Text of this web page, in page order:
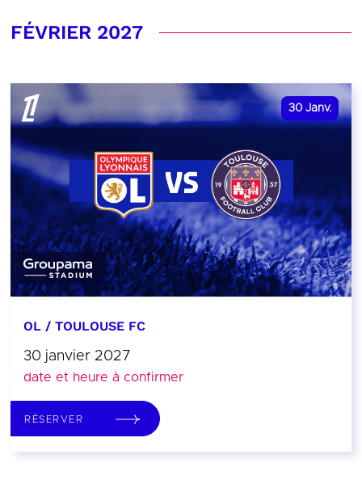
FÉVRIER 2027
30 Janv.
OL / TOULOUSE FC
30 janvier 2027
date et heure à confirmer
RÉSERVER